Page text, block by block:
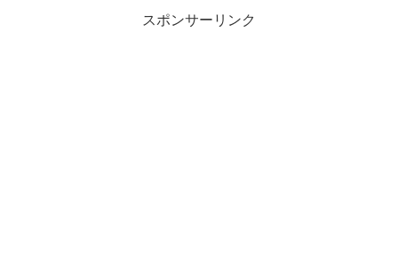
スポンサーリンク